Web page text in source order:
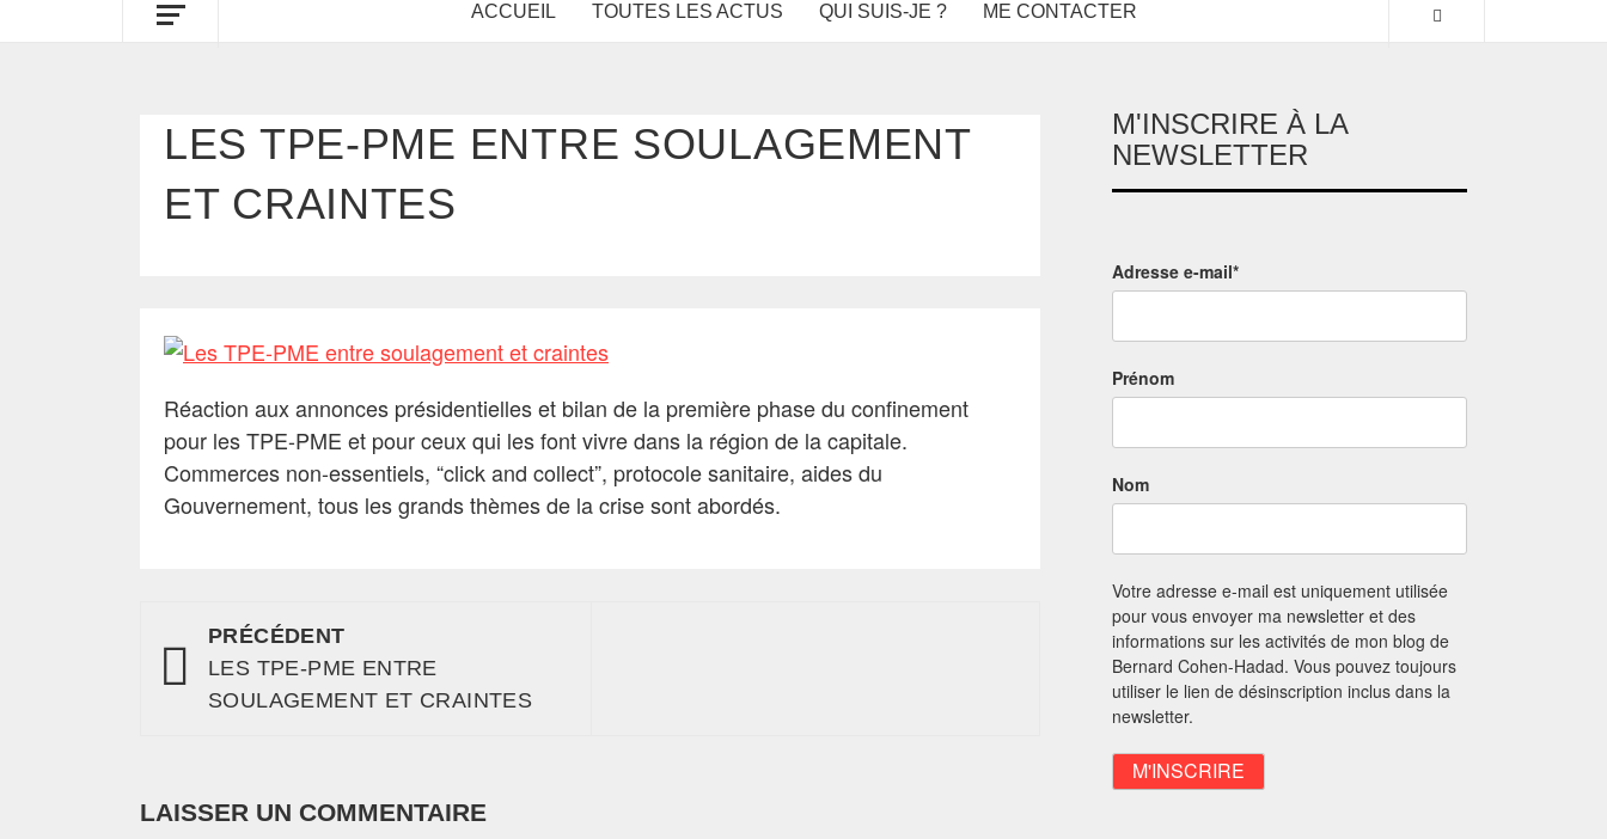
ACCUEIL TOUTES LES ACTUS QUI SUIS-JE ? ME CONTACTER
LES TPE-PME ENTRE SOULAGEMENT
ET CRAINTES
Réaction aux annonces présidentielles et bilan de la première phase du confinement
pour les TPE-PME et pour ceux qui les font vivre dans la région de la capitale.
Commerces non-essentiels, “click and collect”, protocole sanitaire, aides du
Gouvernement, tous les grands thèmes de la crise sont abordés.
PRÉCÉDENT
LES TPE-PME ENTRE
SOULAGEMENT ET CRAINTES
LAISSER UN COMMENTAIRE
M'INSCRIRE À LA
NEWSLETTER
Adresse e-mail*
Prénom
Nom
Votre adresse e-mail est uniquement utilisée
pour vous envoyer ma newsletter et des
informations sur les activités de mon blog de
Bernard Cohen-Hadad. Vous pouvez toujours
utiliser le lien de désinscription inclus dans la
newsletter.